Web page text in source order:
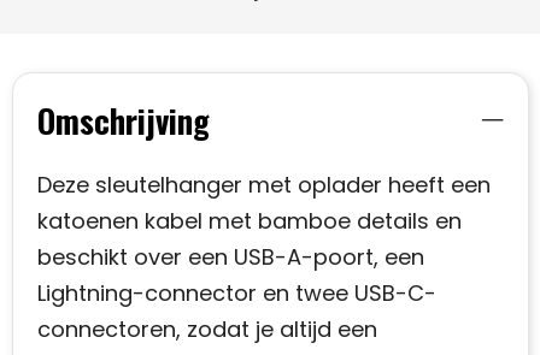
Omschrijving
Deze sleutelhanger met oplader heeft een
katoenen kabel met bamboe details en
beschikt over een USB-A-poort, een
Lightning-connector en twee USB-C-
connectoren, zodat je altijd een